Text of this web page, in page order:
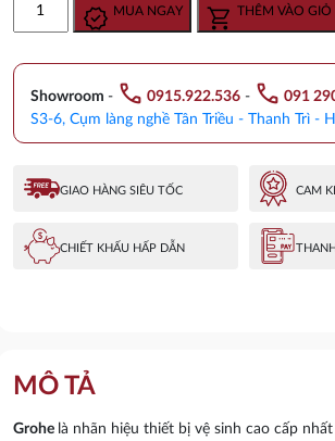
là:
tại
5.040.000
Bát
Nóng
Lạnh
Đức
31230001
lượng
MUA NGAY THÊM VÀO GIỎ
Showroom - call 0915.922.536 - call 091
S3-6, Cụm làng nghề Tân Triều - Thanh Trì -
GIAO HÀNG SIÊU TỐC CAM
CHIẾT KHẤU HẤP DẪN
MÔ TẢ
Grohe là nhãn hiệu thiết bị vệ sinh cao cấp